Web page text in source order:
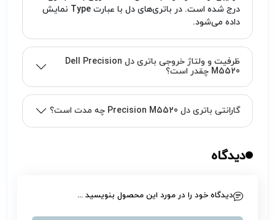
درج شده است. در باتری‌های دل با عبارت Type نمایش
داده می‌شود.
ظرفیت و ولتاژ خروجی باتری دل Dell Precision
M5520 چقدر است؟
گارانتی باتری دل Precision M5520 چه مدت است؟
دیدگاه
دیدگاه خود را در مورد این محصول بنویسید ...